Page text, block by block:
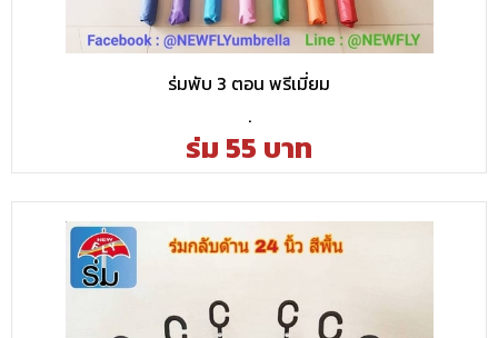
ร่มพับ 3 ตอน พรีเมี่ยม
.
ร่ม 55 บาท